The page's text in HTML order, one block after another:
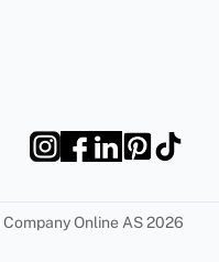
Company Online AS2026